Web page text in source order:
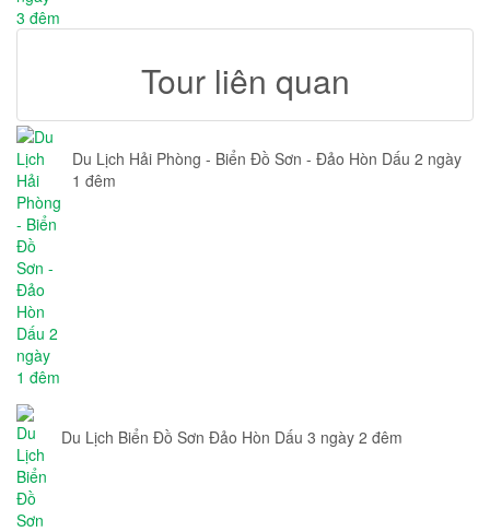
Tour liên quan
Du Lịch Hải Phòng - Biển Đồ Sơn - Đảo Hòn Dấu 2 ngày
1 đêm
Du Lịch Biển Đồ Sơn Đảo Hòn Dấu 3 ngày 2 đêm